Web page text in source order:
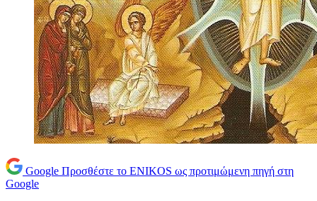
Google Προσθέστε το ENIKOS ως προτιμώμενη πηγή στη
Google